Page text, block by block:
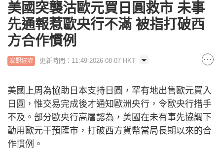
美國突襲沽歐元買日圓救市 未事
先通報惹歐央行不滿 被指打破西
方合作慣例
宏觀經濟 更新時間：11:49 2026-08-07 HKT
美國上周為協助日本支持日圓，罕有地出售歐元買入
日圓，惟交易完成後才通知歐洲央行，令歐央行措手
不及。部分歐央行高層認為，美國在未有事先協調下
動用歐元干預匯市，打破西方貨幣當局長期以來的合
作慣例。